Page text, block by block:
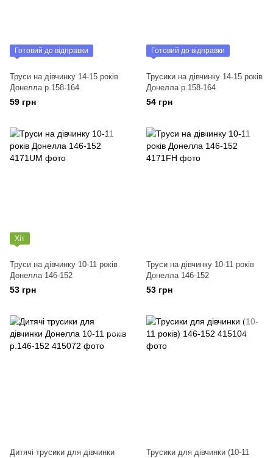
Готовий до відправки
Труси на дівчинку 14-15 років
Донелла р.158-164
59 грн
Готовий до відправки
Трусики на дівчинку 14-15 років
Донелла р.158-164
54 грн
Хіт
Труси на дівчинку 10-11 років
Донелла 146-152
53 грн
Труси на дівчинку 10-11 років
Донелла 146-152
53 грн
Дитячі трусики для дівчинки
Трусики для дівчинки (10-11